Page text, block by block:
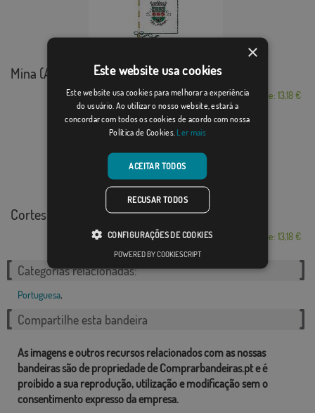
Mina (Amadora)
Desde: 13,18 €
Cortes do Meio
Desde: 13,18 €
Categorias relacionadas:
Portuguesa,
Compartilhe esta bandeira
As imagens e outros recursos relacionados com as nossas
bandeiras são de propriedade de Comprarbandeiras.pt e é
proibido a sua reprodução, utilização e modificação sem o
consentimento expresso da empresa.
×
Este website usa cookies
Este website usa cookies para melhorar a experiência
do usuário. Ao utilizar o nosso website, estará a
concordar com todos os cookies de acordo com nossa
Política de Cookies. Ler mais
ACEITAR TODOS
RECUSAR TODOS
CONFIGURAÇÕES DE COOKIES
POWERED BY COOKIESCRIPT